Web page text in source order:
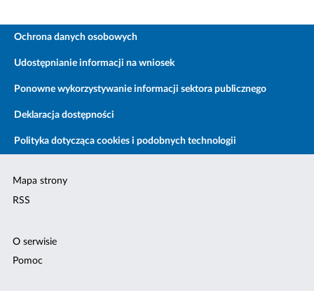
Ochrona danych osobowych
Udostępnianie informacji na wniosek
Ponowne wykorzystywanie informacji sektora publicznego
Deklaracja dostępności
Polityka dotycząca cookies i podobnych technologii
Mapa strony
RSS
O serwisie
Pomoc